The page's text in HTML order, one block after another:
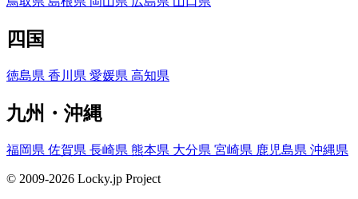
四国
徳島県 香川県 愛媛県 高知県
九州・沖縄
福岡県 佐賀県 長崎県 熊本県 大分県 宮崎県 鹿児島県 沖縄県
© 2009-2026 Locky.jp Project